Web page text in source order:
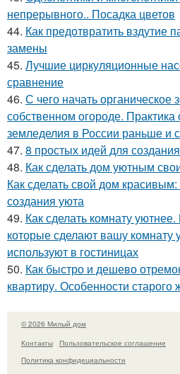
непрерывного.. Посадка цветов
44. Как предотвратить вздутие
замены
45. Лучшие циркуляционные
сравнение
46. С чего начать органическое
собственном огороде. Практика
земледелия в России раньше и
47. 8 простых идей для
48. Как сделать дом уютным
Как сделать свой дом
создания уюта
49. Как сделать комнату
которые сделают вашу комнату
используют в гостиницах
50. Как быстро и дешево
квартиру. Особенности старого
© 2026 Милый дом
Контакты
Пользовательское соглашение
Политика конфидециальности